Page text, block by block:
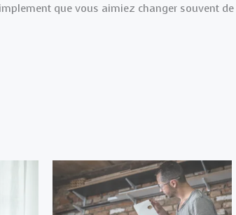
que vous aimiez changer souvent de